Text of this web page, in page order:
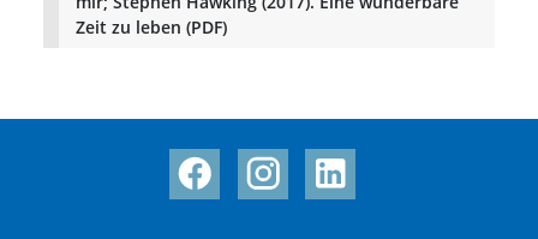
Zeit zu leben (PDF)